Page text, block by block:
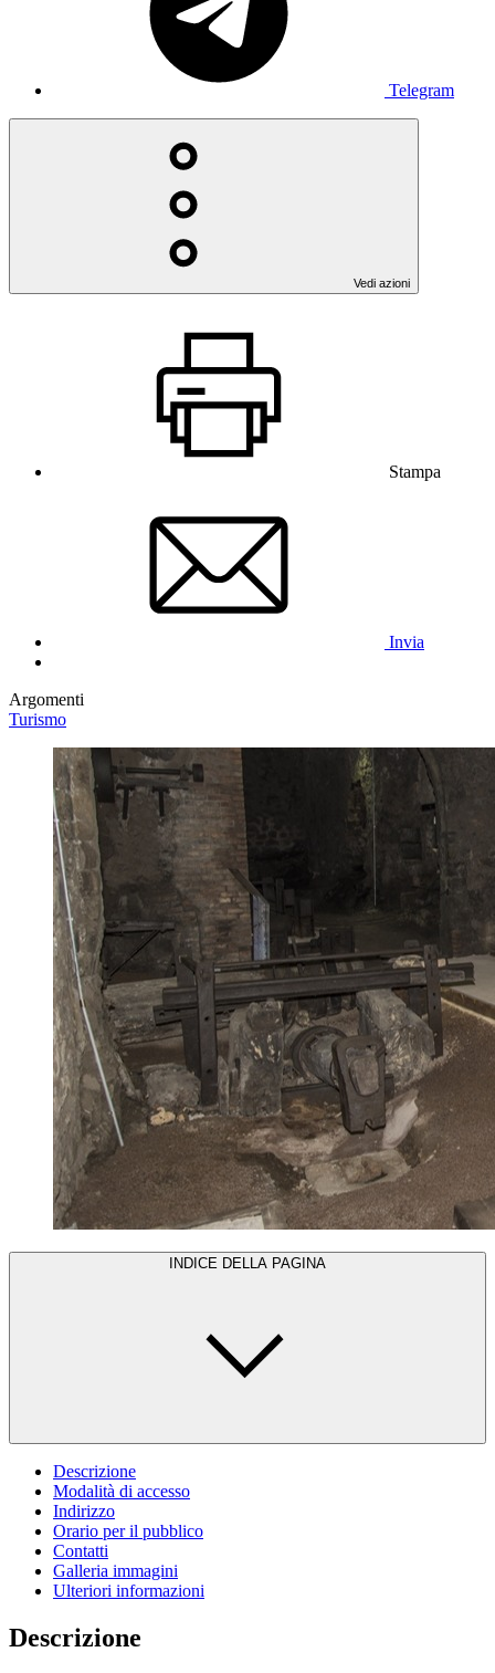
Telegram
Vedi azioni
Stampa
Invia
Argomenti
Turismo
INDICE DELLA PAGINA
Descrizione
Modalità di accesso
Indirizzo
Orario per il pubblico
Contatti
Galleria immagini
Ulteriori informazioni
Descrizione